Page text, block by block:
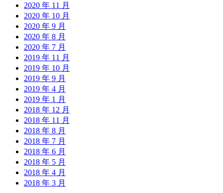
2020 年 11 月
2020 年 10 月
2020 年 9 月
2020 年 8 月
2020 年 7 月
2019 年 11 月
2019 年 10 月
2019 年 9 月
2019 年 4 月
2019 年 1 月
2018 年 12 月
2018 年 11 月
2018 年 8 月
2018 年 7 月
2018 年 6 月
2018 年 5 月
2018 年 4 月
2018 年 3 月